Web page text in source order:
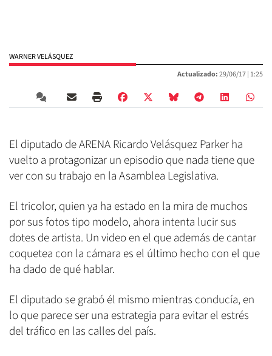
WARNER VELÁSQUEZ
Actualizado:29/06/17 | 1:25
El diputado de ARENA Ricardo Velásquez Parker ha
vuelto a protagonizar un episodio que nada tiene que
ver con su trabajo en la Asamblea Legislativa.
El tricolor, quien ya ha estado en la mira de muchos
por sus fotos tipo modelo, ahora intenta lucir sus
dotes de artista. Un video en el que además de cantar
coquetea con la cámara es el último hecho con el que
ha dado de qué hablar.
El diputado se grabó él mismo mientras conducía, en
lo que parece ser una estrategia para evitar el estrés
del tráfico en las calles del país.